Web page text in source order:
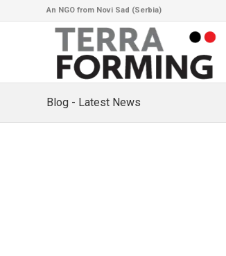
An NGO from Novi Sad (Serbia)
Blog - Latest News